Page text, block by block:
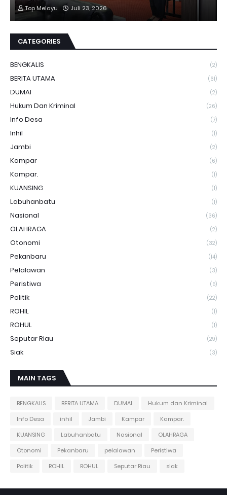
Top Melayu Juli 23, 2026
CATEGORIES
BENGKALIS (2)
BERITA UTAMA (61)
DUMAI (2)
Hukum Dan Kriminal (26)
Info Desa (7)
Inhil (1)
Jambi (2)
Kampar (6)
Kampar. (1)
KUANSING (1)
Labuhanbatu (1)
Nasional (36)
OLAHRAGA (2)
Otonomi (32)
Pekanbaru (14)
Pelalawan (3)
Peristiwa (5)
Politik (22)
ROHIL (1)
ROHUL (1)
Seputar Riau (29)
Siak (3)
MAIN TAGS
BENGKALIS BERITA UTAMA DUMAI
Hukum dan Kriminal
Info Desa
inhil Jambi Kampar
Kampar.
KUANSING
Labuhanbatu Nasional
OLAHRAGA
Otonomi
Pekanbaru pelalawan
Peristiwa
Politik
ROHIL ROHUL Seputar Riau siak